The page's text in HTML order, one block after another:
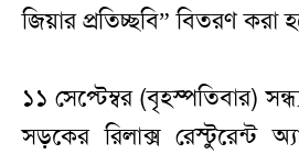
জিয়ার প্রতিচ্ছবি” বিতরণ করা
১১ সেপ্টেম্বর (বৃহস্পতিবার)
সড়কের রিলাক্স রেস্টুরেন্ট